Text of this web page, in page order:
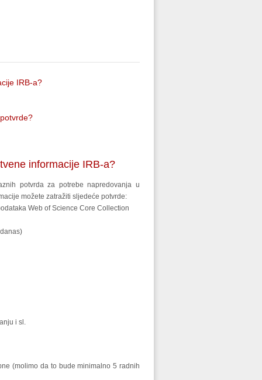
IRB-a?
informacije IRB-a?
potvrda za potrebe napredovanja u
možete zatražiti sljedeće potvrde:
Web of Science Core Collection
i sl.
(molimo da to bude minimalno 5 radnih